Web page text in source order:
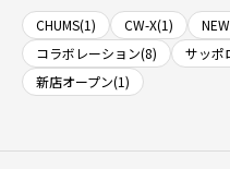
CHUMS(1) CW-X(1)
コラボレーション(8)
サッポ
新店オープン(1)